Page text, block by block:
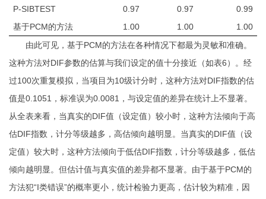
P-SIBTEST 0.97 0.97
0.99
基于PCM的方法
1.00 1.00
1.00
由此可见，基于PCM的方法在各种情况下都最为灵敏和准确。
这种方法对DIF参数的估算与我们设定的值十分接近（如表6）。经
过100次重复模拟，当项目为10级计分时，这种方法对DIF指数的估
值是0.1051 ，标准误为0.0081 ，与设定值的差异在统计上不显著。
从全表来看，当真实的DIF值（设定值）较小时，这种方法倾向于高
估DIF指数，计分等级越多，高估倾向越明显。当真实的DIF值（设
定值）较大时，这种方法倾向于低估DIF指数，计分等级越多，低估
倾向越明显。但估计值与真实值的差异都不显著。由于基于PCM的
方法犯“I类错误”的概率更小，统计检验力更高，估计较为精准，因